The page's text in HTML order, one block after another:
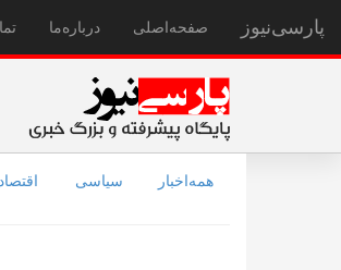
پارسی‌نیوز صفحه‌اصلی درباره‌ما
همه‌اخبار سیاسی